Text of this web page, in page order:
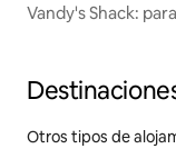
Vandy's Shack:
Otros tipos de